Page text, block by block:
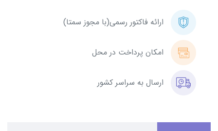
ارائه فاکتور رسمی(با مجوز سمتا)
امکان پرداخت در محل
ارسال به سراسر کشور